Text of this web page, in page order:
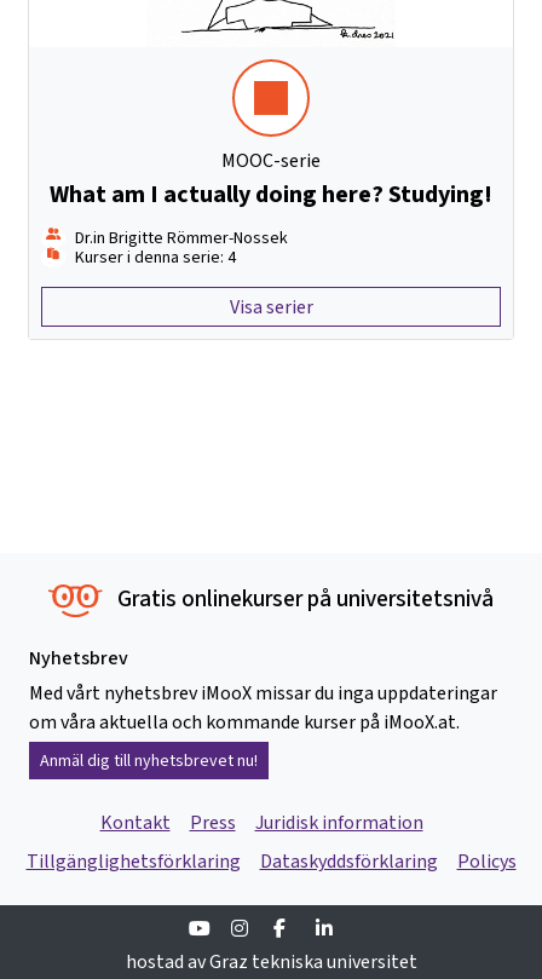
MOOC-serie
What am I actually doing here? Studying!
Dr.in Brigitte Römmer-Nossek
Kurser i denna serie: 4
Visa serier
Gratis onlinekurser på universitetsnivå
Nyhetsbrev
Med vårt nyhetsbrev iMooX missar du inga uppdateringar
om våra aktuella och kommande kurser på iMooX.at.
Anmäl dig till nyhetsbrevet nu!
Kontakt Press
Juridisk information
Tillgänglighetsförklaring
Dataskyddsförklaring Policys
YoutubeInstagramFacebook
hostad av Graz tekniska universitet